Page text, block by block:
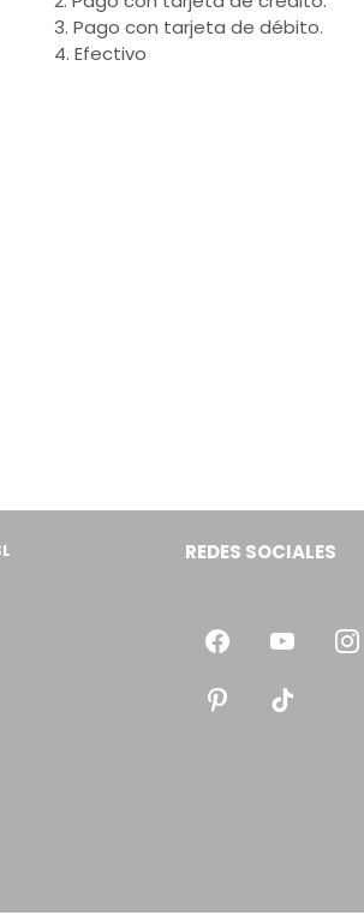
3. Pago con tarjeta de débito.
4. Efectivo
REDES SOCIALES